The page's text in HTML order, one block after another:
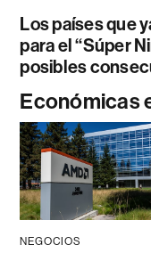
Los países que
para el “Súper
posibles
Económicas
NEGOCIOS